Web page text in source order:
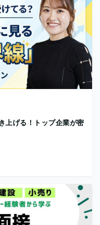
上げる！トップ企業が密